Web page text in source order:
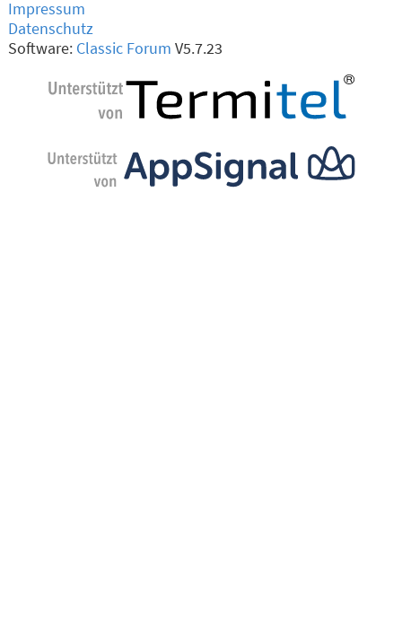
Impressum
Datenschutz
Software: Classic Forum V5.7.23